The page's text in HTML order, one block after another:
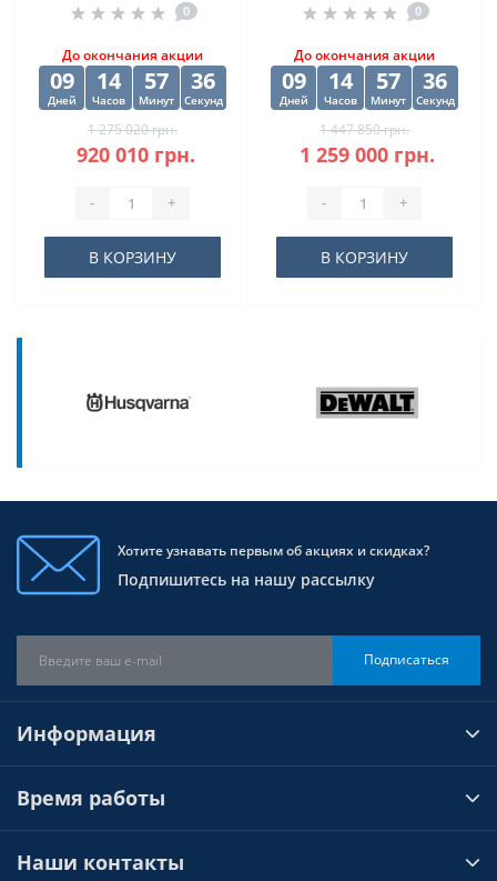
DISPA MAKINA D-O
0
До окончания акции
09
Дней
14
Часов
57
Минут
35
Секунд
1 275 020 грн.
920 010 грн.
- +
В КОРЗИНУ
500SA
0
До окончания акции
09
Дней
14
Часов
57
Минут
35
Секунд
1 447 850 грн.
1 259 000 грн.
- +
В КОРЗИНУ
Хотите узнавать первым об акциях и скидках?
Подпишитесь на нашу рассылку
Подписаться
Информация
Время работы
Наши контакты